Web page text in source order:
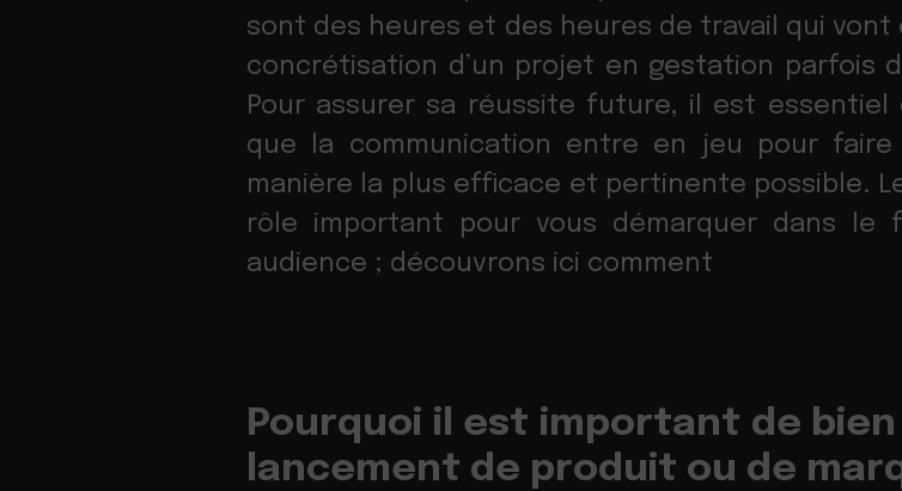
sont des heures et des heures de travail qui
concrétisation d’un projet en gestation parfois
Pour assurer sa réussite future, il est essentiel
que la communication entre en jeu pour
manière la plus efficace et pertinente possible.
rôle important pour vous démarquer dans le
audience ; découvrons ici comment
Pourquoi il est important de
lancement de produit ou de